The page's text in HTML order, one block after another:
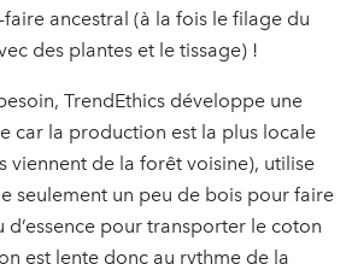
ancestral (à la fois le filage du
des plantes et le tissage) !
TrendEthics développe une
car la production est la plus locale
viennent de la forêt voisine), utilise
seulement un peu de bois pour faire
d’essence pour transporter le coton
est lente donc au rythme de la